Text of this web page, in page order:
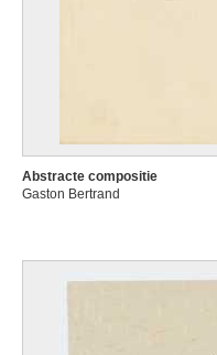
Abstracte compositie
Gaston Bertrand